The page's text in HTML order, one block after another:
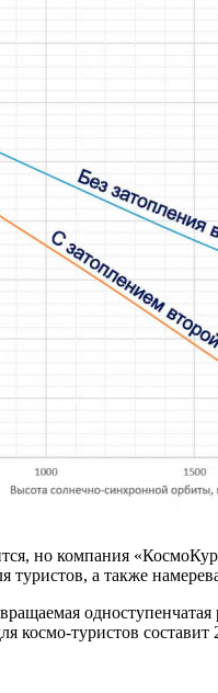
но компания
туристов, а также
космо-туристов составит